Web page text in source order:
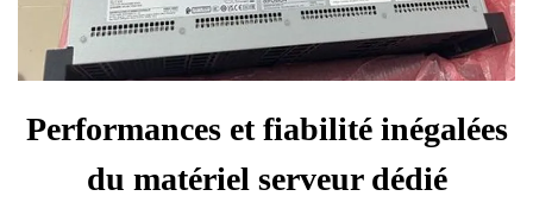
Performances et fiabilité inégalées
du matériel serveur dédié